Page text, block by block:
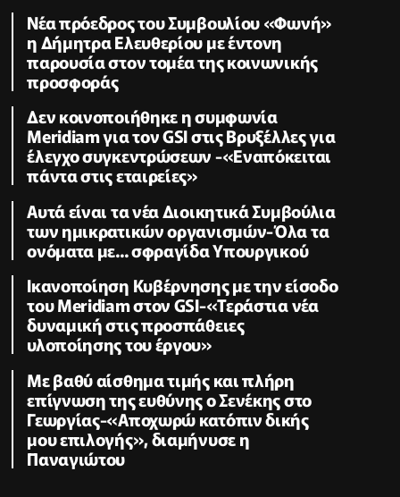
Νέα πρόεδρος του Συμβουλίου «Φωνή»
η Δήμητρα Ελευθερίου με έντονη
παρουσία στον τομέα της κοινωνικής
προσφοράς
Δεν κοινοποιήθηκε η συμφωνία
Meridiam για τον GSI στις Βρυξέλλες για
έλεγχο συγκεντρώσεων -«Εναπόκειται
πάντα στις εταιρείες»
Αυτά είναι τα νέα Διοικητικά Συμβούλια
των ημικρατικών οργανισμών-Όλα τα
ονόματα με... σφραγίδα Υπουργικού
Ικανοποίηση Κυβέρνησης με την είσοδο
του Meridiam στον GSI-«Τεράστια νέα
δυναμική στις προσπάθειες
υλοποίησης του έργου»
Με βαθύ αίσθημα τιμής και πλήρη
επίγνωση της ευθύνης ο Σενέκης στο
Γεωργίας-«Αποχωρώ κατόπιν δικής
μου επιλογής», διαμήνυσε η
Παναγιώτου